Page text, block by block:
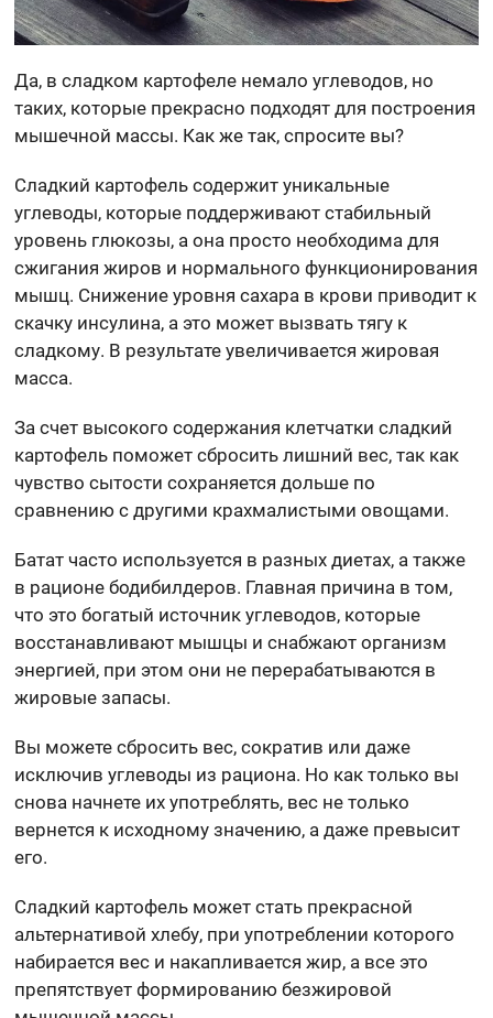
Да, в сладком картофеле немало углеводов, но
таких, которые прекрасно подходят для построения
мышечной массы. Как же так, спросите вы?
Сладкий картофель содержит уникальные
углеводы, которые поддерживают стабильный
уровень глюкозы, а она просто необходима для
сжигания жиров и нормального функционирования
мышц. Снижение уровня сахара в крови приводит к
скачку инсулина, а это может вызвать тягу к
сладкому. В результате увеличивается жировая
масса.
За счет высокого содержания клетчатки сладкий
картофель поможет сбросить лишний вес, так как
чувство сытости сохраняется дольше по
сравнению с другими крахмалистыми овощами.
Батат часто используется в разных диетах, а также
в рационе бодибилдеров. Главная причина в том,
что это богатый источник углеводов, которые
восстанавливают мышцы и снабжают организм
энергией, при этом они не перерабатываются в
жировые запасы.
Вы можете сбросить вес, сократив или даже
исключив углеводы из рациона. Но как только вы
снова начнете их употреблять, вес не только
вернется к исходному значению, а даже превысит
его.
Сладкий картофель может стать прекрасной
альтернативой хлебу, при употреблении которого
набирается вес и накапливается жир, а все это
препятствует формированию безжировой